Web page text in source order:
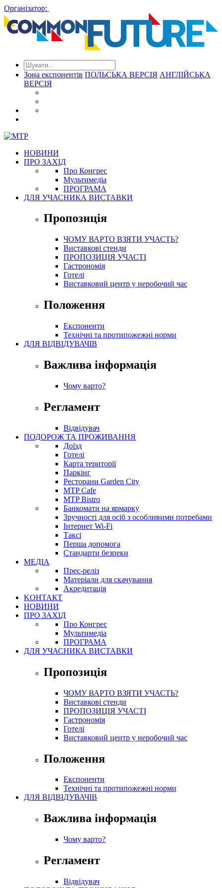
Організатор:
Зона експонентів ПОЛЬСЬКА ВЕРСІЯ АНГЛІЙСЬКА
ВЕРСІЯ
НОВИНИ
ПРО ЗАХІД
Про Конгрес
Mультимедіа
ПРОГРАМА
ДЛЯ УЧАСНИКА ВИСТАВКИ
Пропозиція
ЧОМУ ВАРТО ВЗЯТИ УЧАСТЬ?
Виставкові стенди
ПРОПОЗИЦІЯ УЧАСТІ
Гастрономія
Готелі
Виставковий центр у неробочий час
Положення
Експоненти
Технічні та протипожежні норми
ДЛЯ ВІДВІДУВАЧІВ
Важлива інформація
Чому варто?
Регламент
Відвідувач
ПОДОРОЖ ТА ПРОЖИВАННЯ
Доїзд
Готелі
Карта території
Паркінг
Ресторани Garden City
MTP Cafe
MTP Bistro
Банкомати на ярмарку
Зручності для осіб з особливими потребами
Інтернет Wi-Fi
Таксі
Перша допомога
Стандарти безпеки
МЕДІА
Прес-реліз
Матеріали для скачування
Акредитація
KОНТАКТ
НОВИНИ
ПРО ЗАХІД
Про Конгрес
Mультимедіа
ПРОГРАМА
ДЛЯ УЧАСНИКА ВИСТАВКИ
Пропозиція
ЧОМУ ВАРТО ВЗЯТИ УЧАСТЬ?
Виставкові стенди
ПРОПОЗИЦІЯ УЧАСТІ
Гастрономія
Готелі
Виставковий центр у неробочий час
Положення
Експоненти
Технічні та протипожежні норми
ДЛЯ ВІДВІДУВАЧІВ
Важлива інформація
Чому варто?
Регламент
Відвідувач